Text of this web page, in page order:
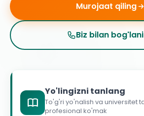
Murojaat qiling
Biz bilan
Yo'lingizni tanlang
To'g'ri yo'nalish va universitet
profesional ko'mak